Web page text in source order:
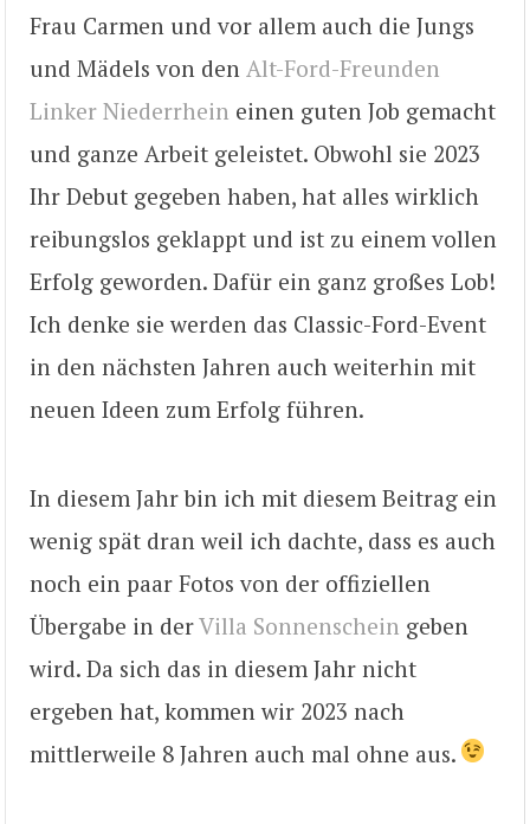
Frau Carmen und vor allem auch die Jungs
und Mädels von den Alt-Ford-Freunden
Linker Niederrhein einen guten Job gemacht
und ganze Arbeit geleistet. Obwohl sie 2023
Ihr Debut gegeben haben, hat alles wirklich
reibungslos geklappt und ist zu einem vollen
Erfolg geworden. Dafür ein ganz großes Lob!
Ich denke sie werden das Classic-Ford-Event
in den nächsten Jahren auch weiterhin mit
neuen Ideen zum Erfolg führen.
In diesem Jahr bin ich mit diesem Beitrag ein
wenig spät dran weil ich dachte, dass es auch
noch ein paar Fotos von der offiziellen
Übergabe in derVilla Sonnenschein geben
wird. Da sich das in diesem Jahr nicht
ergeben hat, kommen wir 2023 nach
mittlerweile 8 Jahren auch mal ohne aus.